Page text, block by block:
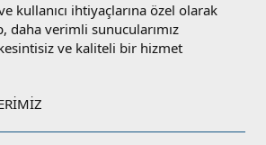
kullanıcı ihtiyaçlarına özel olarak
daha verimli sunucularımız
kesintisiz ve kaliteli bir hizmet